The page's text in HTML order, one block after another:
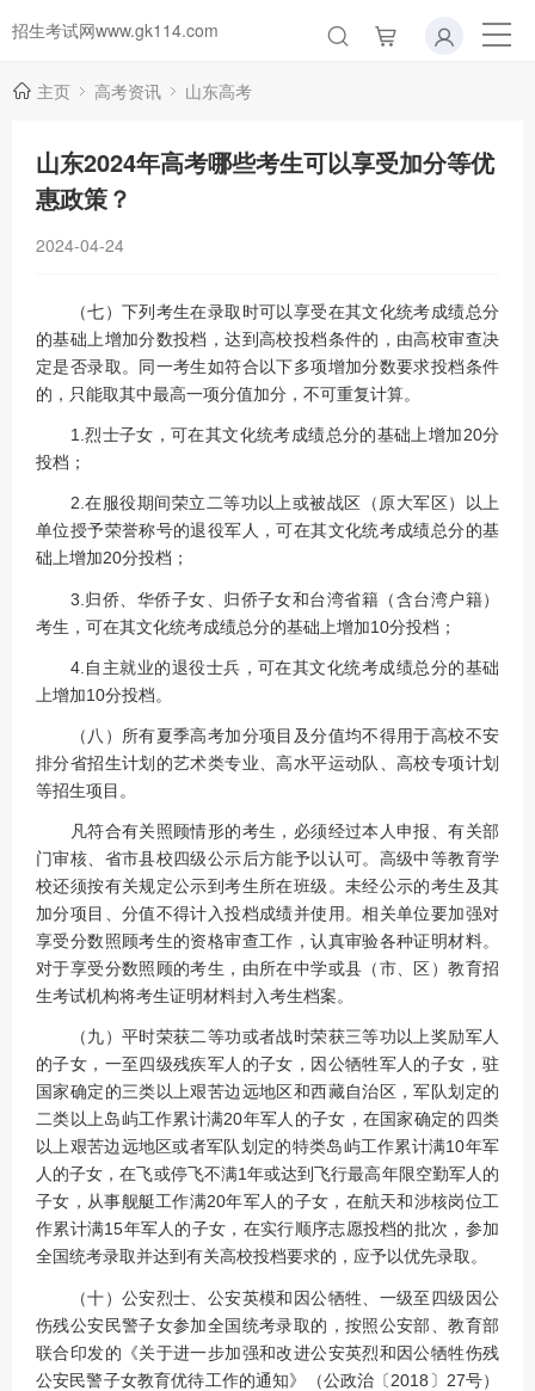
招生考试网www.gk114.com
主页 高考资讯 山东高考
山东2024年高考哪些考生可以享受加分等优
惠政策？
2024-04-24
（七）下列考生在录取时可以享受在其文化统考成绩总分
的基础上增加分数投档，达到高校投档条件的，由高校审查决
定是否录取。同一考生如符合以下多项增加分数要求投档条件
的，只能取其中最高一项分值加分，不可重复计算。
1.烈士子女，可在其文化统考成绩总分的基础上增加20分
投档；
2.在服役期间荣立二等功以上或被战区（原大军区）以上
单位授予荣誉称号的退役军人，可在其文化统考成绩总分的基
础上增加20分投档；
3.归侨、华侨子女、归侨子女和台湾省籍（含台湾户籍）
考生，可在其文化统考成绩总分的基础上增加10分投档；
4.自主就业的退役士兵，可在其文化统考成绩总分的基础
上增加10分投档。
（八）所有夏季高考加分项目及分值均不得用于高校不安
排分省招生计划的艺术类专业、高水平运动队、高校专项计划
等招生项目。
凡符合有关照顾情形的考生，必须经过本人申报、有关部
门审核、省市县校四级公示后方能予以认可。高级中等教育学
校还须按有关规定公示到考生所在班级。未经公示的考生及其
加分项目、分值不得计入投档成绩并使用。相关单位要加强对
享受分数照顾考生的资格审查工作，认真审验各种证明材料。
对于享受分数照顾的考生，由所在中学或县（市、区）教育招
生考试机构将考生证明材料封入考生档案。
（九）平时荣获二等功或者战时荣获三等功以上奖励军人
的子女，一至四级残疾军人的子女，因公牺牲军人的子女，驻
国家确定的三类以上艰苦边远地区和西藏自治区，军队划定的
二类以上岛屿工作累计满20年军人的子女，在国家确定的四类
以上艰苦边远地区或者军队划定的特类岛屿工作累计满10年军
人的子女，在飞或停飞不满1年或达到飞行最高年限空勤军人的
子女，从事舰艇工作满20年军人的子女，在航天和涉核岗位工
作累计满15年军人的子女，在实行顺序志愿投档的批次，参加
全国统考录取并达到有关高校投档要求的，应予以优先录取。
（十）公安烈士、公安英模和因公牺牲、一级至四级因公
伤残公安民警子女参加全国统考录取的，按照公安部、教育部
联合印发的《关于进一步加强和改进公安英烈和因公牺牲伤残
公安民警子女教育优待工作的通知》（公政治〔2018〕27号）